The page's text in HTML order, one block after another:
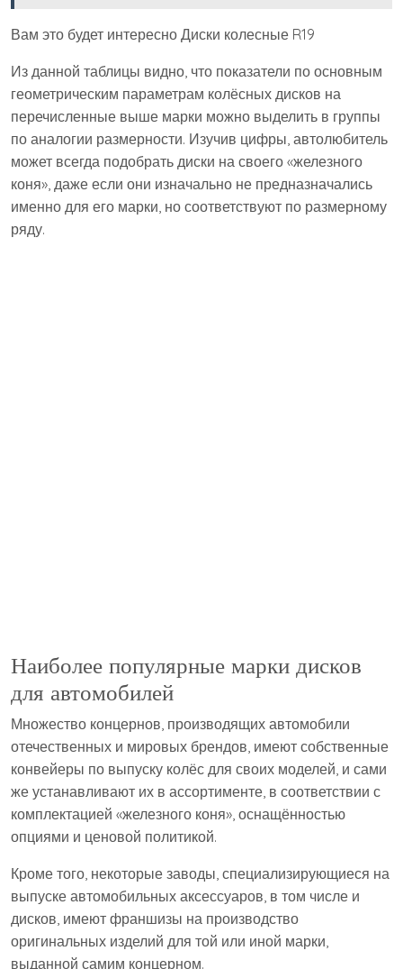
Вам это будет интересно Диски колесные R19
Из данной таблицы видно, что показатели по основным
геометрическим параметрам колёсных дисков на
перечисленные выше марки можно выделить в группы
по аналогии размерности. Изучив цифры, автолюбитель
может всегда подобрать диски на своего «железного
коня», даже если они изначально не предназначались
именно для его марки, но соответствуют по размерному
ряду.
Наиболее популярные марки дисков
для автомобилей
Множество концернов, производящих автомобили
отечественных и мировых брендов, имеют собственные
конвейеры по выпуску колёс для своих моделей, и сами
же устанавливают их в ассортименте, в соответствии с
комплектацией «железного коня», оснащённостью
опциями и ценовой политикой.
Кроме того, некоторые заводы, специализирующиеся на
выпуске автомобильных аксессуаров, в том числе и
дисков, имеют франшизы на производство
оригинальных изделий для той или иной марки,
выданной самим концерном.